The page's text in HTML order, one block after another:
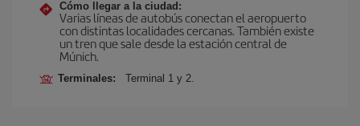
Cómo llegar a la ciudad:
Varias líneas de autobús conectan el aeropuerto
con distintas localidades cercanas. También existe
un tren que sale desde la estación central de
Múnich.
Terminales: Terminal 1 y 2.